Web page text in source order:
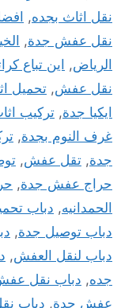
نقل اثاث بجده,
نقل عفش جدة,
الرياض, اين تباع
نقل عفش, تحميل
ايكيا جدة, تركيب
غرف النوم بجدة,
جدة, تقل عفش,
حراج عفش جدة,
الحمدانيه, دباب
دباب توصيل جدة,
دباب لنقل العفش,
جده, دباب نقل
عفش جدة, دباب